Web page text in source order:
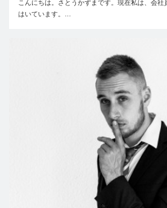
こんにちは。さとうかずまです。現在私は、会
はいています。…